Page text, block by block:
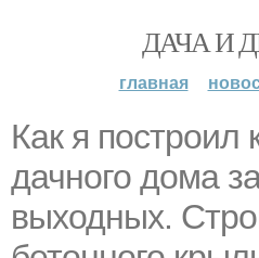
ДАЧА И
главная
Как я построил
дачного дома
выходных.